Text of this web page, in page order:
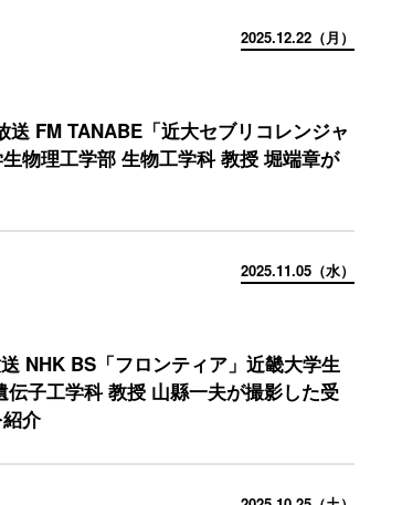
2025.12.22（月）
送 FM TANABE「近大セブリコレンジャ
物理工学部 生物工学科 教授 堀端章が
2025.11.05（水）
NHK BS「フロンティア」近畿大学生
伝子工学科 教授 山縣一夫が撮影した受
介